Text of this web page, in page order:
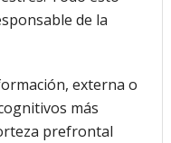
de la
externa o
más
prefrontal